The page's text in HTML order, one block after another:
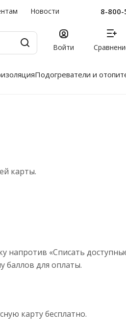
Новости 8-800-
Войти
Подогреватели и
карты.
напротив «Списать
баллов для оплаты.
карту бесплатно.